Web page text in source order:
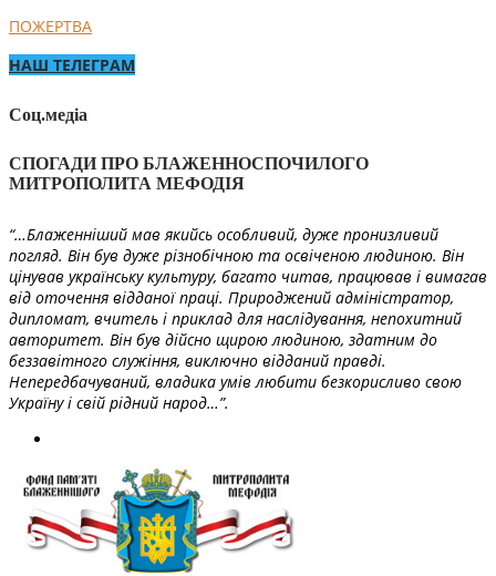
ПОЖЕРТВА
НАШ ТЕЛЕГРАМ
Соц.медіа
СПОГАДИ ПРО БЛАЖЕННОСПОЧИЛОГО
МИТРОПОЛИТА МЕФОДІЯ
“…Блаженніший мав якийсь особливий, дуже пронизливий
погляд. Він був дуже різнобічною та освіченою людиною. Він
цінував українську культуру, багато читав, працював і вимагав
від оточення відданої праці. Природжений адміністратор,
дипломат, вчитель і приклад для наслідування, непохитний
авторитет. Він був дійсно щирою людиною, здатним до
беззавітного служіння, виключно відданий правді.
Непередбачуваний, владика умів любити безкорисливо свою
Україну і свій рідний народ…”.